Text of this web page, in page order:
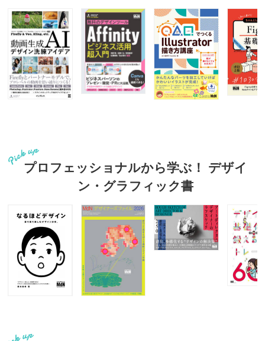
プロフェッショナルから学ぶ！ デザイ
ン・グラフィック書